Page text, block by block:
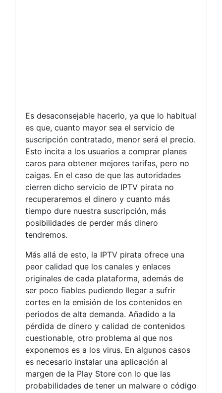
Es desaconsejable hacerlo, ya que lo habitual
es que, cuanto mayor sea el servicio de
suscripción contratado, menor será el precio.
Esto incita a los usuarios a comprar planes
caros para obtener mejores tarifas, pero no
caigas. En el caso de que las autoridades
cierren dicho servicio de IPTV pirata no
recuperaremos el dinero y cuanto más
tiempo dure nuestra suscripción, más
posibilidades de perder más dinero
tendremos.
Más allá de esto, la IPTV pirata ofrece una
peor calidad que los canales y enlaces
originales de cada plataforma, además de
ser poco fiables pudiendo llegar a sufrir
cortes en la emisión de los contenidos en
periodos de alta demanda. Añadido a la
pérdida de dinero y calidad de contenidos
cuestionable, otro problema al que nos
exponemos es a los virus. En algunos casos
es necesario instalar una aplicación al
margen de la Play Store con lo que las
probabilidades de tener un malware o código